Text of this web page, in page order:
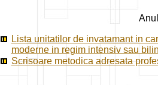
Lista unitatilor de invatamant in
moderne in regim intensiv sau
Scrisoare metodica adresata